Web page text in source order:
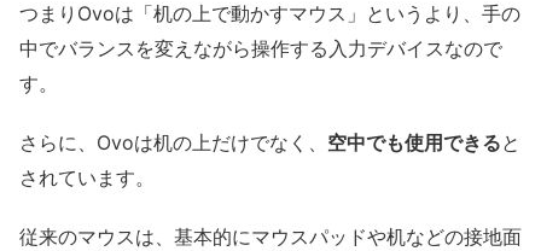
つまりOvoは「机の上で動かすマウス」というより、手の
中でバランスを変えながら操作する入力デバイスなので
す。
さらに、Ovoは机の上だけでなく、 空中でも使用できると
されています。
従来のマウスは、基本的にマウスパッドや机などの接地面